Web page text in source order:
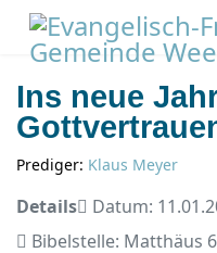
Ins neue
Prediger: Klaus Meyer
Details
Datum:
Bibelstelle: Matthäus